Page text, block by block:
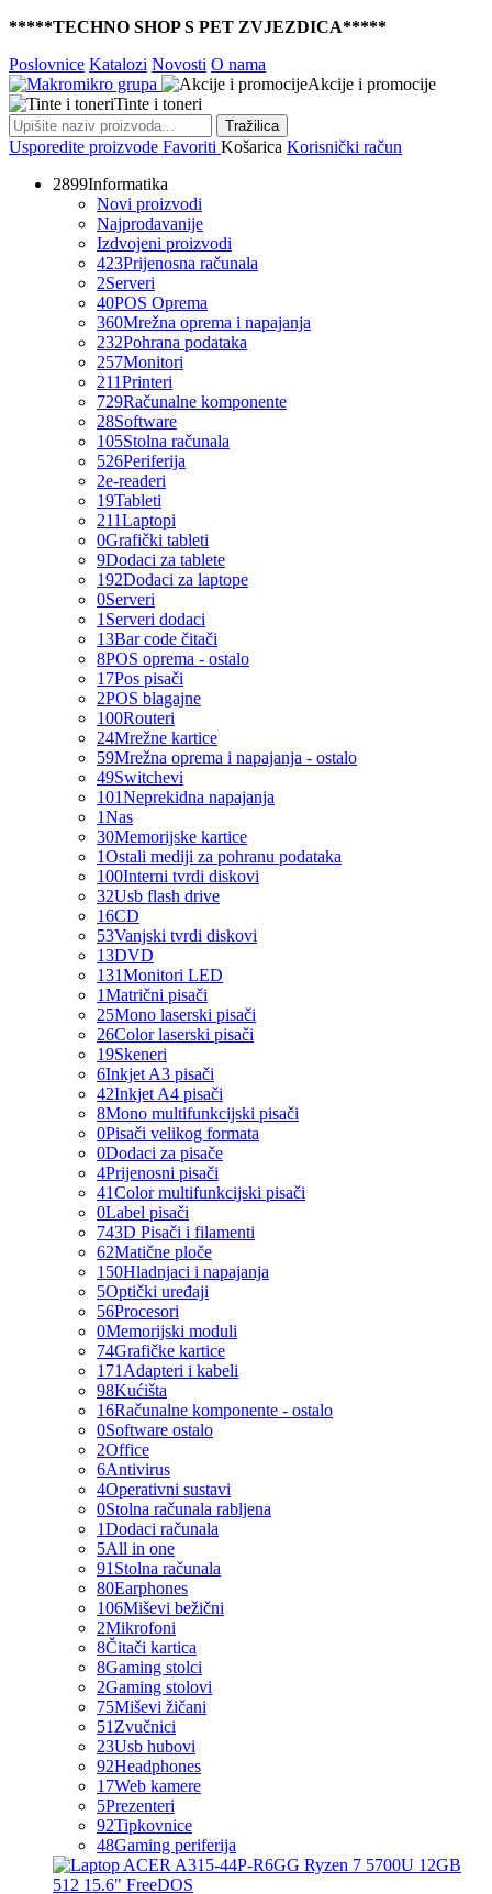
*****TECHNO SHOP S PET ZVJEZDICA*****
Poslovnice Katalozi Novosti O nama
Akcije i promocije
Tinte i toneri
Tražilica
Usporedite proizvode Favoriti Košarica Korisnički račun
2899Informatika
Novi proizvodi
Najprodavanije
Izdvojeni proizvodi
423Prijenosna računala
2Serveri
40POS Oprema
360Mrežna oprema i napajanja
232Pohrana podataka
257Monitori
211Printeri
729Računalne komponente
28Software
105Stolna računala
526Periferija
2e-readeri
19Tableti
211Laptopi
0Grafički tableti
9Dodaci za tablete
192Dodaci za laptope
0Serveri
1 Serveri dodaci
13Bar code čitači
8POS oprema - ostalo
17Pos pisači
2POS blagajne
100Routeri
24Mrežne kartice
59Mrežna oprema i napajanja - ostalo
49Switchevi
101Neprekidna napajanja
1Nas
30Memorijske kartice
1Ostali mediji za pohranu podataka
100Interni tvrdi diskovi
32Usb flash drive
16CD
53Vanjski tvrdi diskovi
13DVD
131Monitori LED
1Matrični pisači
25Mono laserski pisači
26Color laserski pisači
19Skeneri
6Inkjet A3 pisači
42Inkjet A4 pisači
8Mono multifunkcijski pisači
0Pisači velikog formata
0Dodaci za pisače
4Prijenosni pisači
41Color multifunkcijski pisači
0Label pisači
743D Pisači i filamenti
62Matične ploče
150Hladnjaci i napajanja
5Optički uređaji
56Procesori
0Memorijski moduli
74Grafičke kartice
171 Adapteri i kabeli
98Kućišta
16Računalne komponente - ostalo
0Software ostalo
2Office
6Antivirus
4Operativni sustavi
0Stolna računala rabljena
1Dodaci računala
5All in one
91 Stolna računala
80Earphones
106Miševi bežični
2Mikrofoni
8Čitači kartica
8Gaming stolci
2Gaming stolovi
75Miševi žičani
51 Zvučnici
23Usb hubovi
92Headphones
17Web kamere
5Prezenteri
92Tipkovnice
48Gaming periferija